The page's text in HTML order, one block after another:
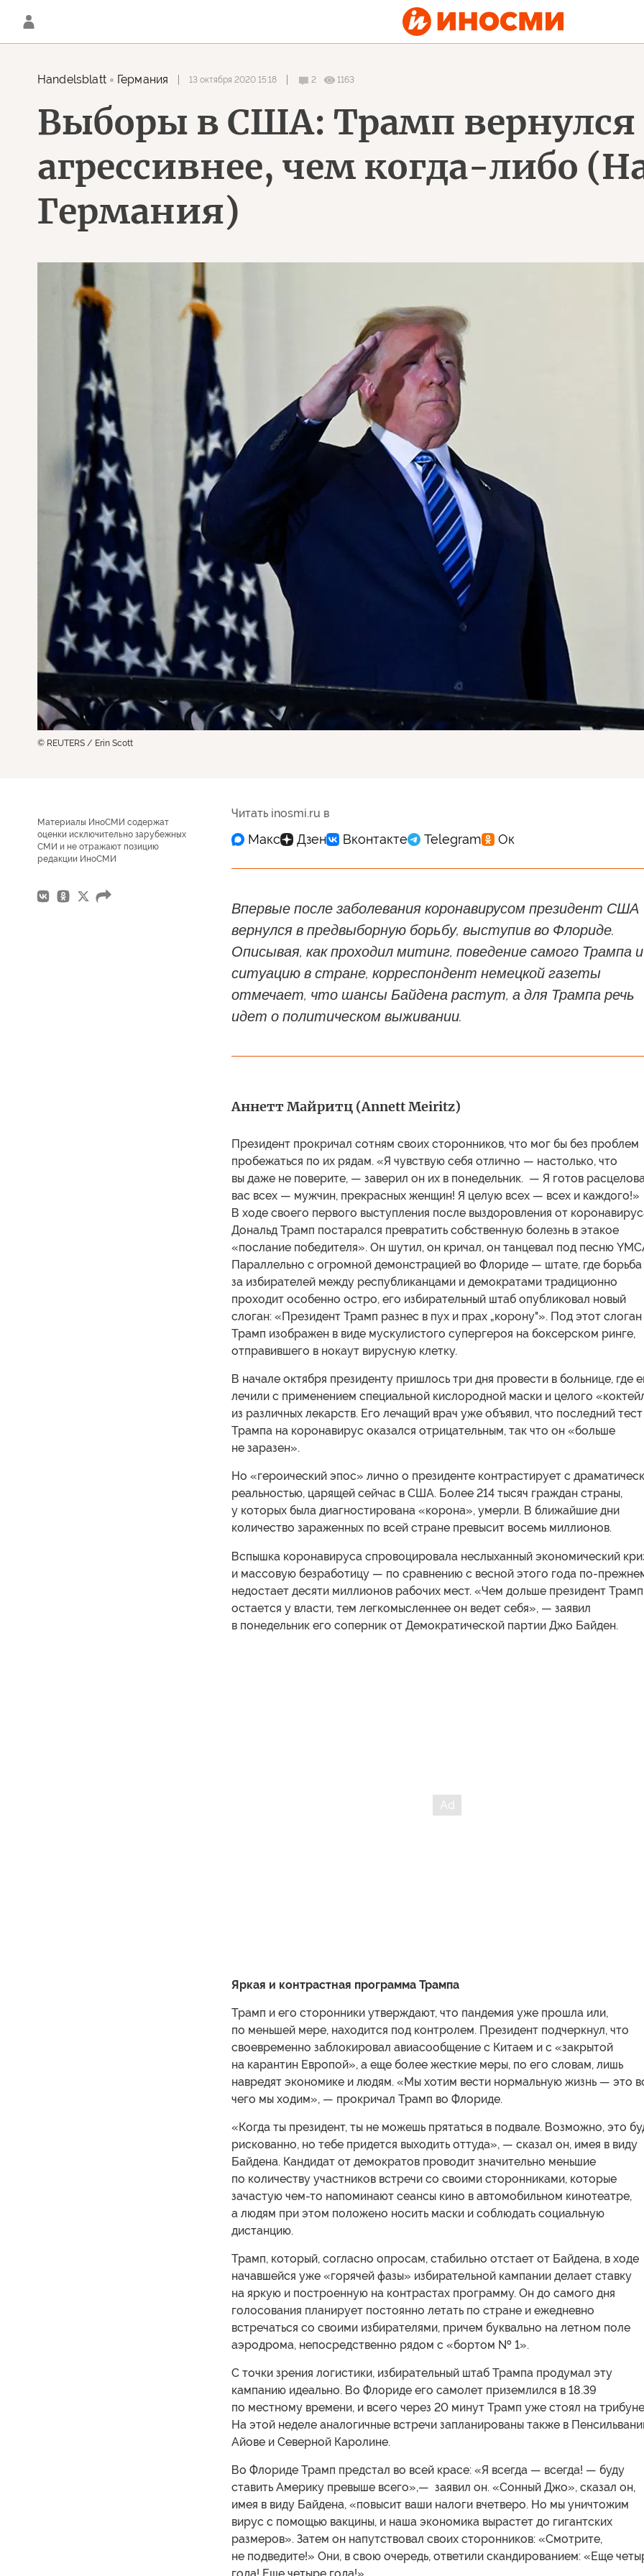
Handelsblatt Германия 13 октября 2020 15:18 2 1163
Выборы в США: Трамп вернулся
агрессивнее, чем когда-либо
Германия)
© REUTERS / Erin Scott
Материалы ИноСМИ содержат
оценки исключительно зарубежных
СМИ и не отражают позицию
редакции ИноСМИ
Читать inosmi.ru в
Впервые после заболевания коронавирусом президент США
вернулся в предвыборную борьбу, выступив во Флориде.
Описывая, как проходил митинг, поведение самого Трампа и
ситуацию в стране, корреспондент немецкой газеты
отмечает, что шансы Байдена растут, а для Трампа речь
идет о политическом выживании.
Аннетт Майритц (Annett Meiritz)
Президент прокричал сотням своих сторонников, что мог бы без проблем
пробежаться по их рядам. «Я чувствую себя отлично — настолько, что
вы даже не поверите, — заверил он их в понедельник. — Я готов
вас всех — мужчин, прекрасных женщин! Я целую всех — всех и каждого!»
В ходе своего первого выступления после выздоровления от
Дональд Трамп постарался превратить собственную болезнь в этакое
«послание победителя». Он шутил, он кричал, он танцевал под песню
Параллельно с огромной демонстрацией во Флориде — штате, где борьба
за избирателей между республиканцами и демократами традиционно
проходит особенно остро, его избирательный штаб опубликовал новый
слоган: «Президент Трамп разнес в пух и прах „корону"». Под этот слоган
Трамп изображен в виде мускулистого супергероя на боксерском ринге,
отправившего в нокаут вирусную клетку.
В начале октября президенту пришлось три дня провести в больнице, где
лечили с применением специальной кислородной маски и целого
из различных лекарств. Его лечащий врач уже объявил, что последний тест
Трампа на коронавирус оказался отрицательным, так что он «больше
не заразен».
Но «героический эпос» лично о президенте контрастирует с
реальностью, царящей сейчас в США. Более 214 тысяч граждан страны,
у которых была диагностирована «корона», умерли. В ближайшие дни
количество зараженных по всей стране превысит восемь миллионов.
Вспышка коронавируса спровоцировала неслыханный экономический
и массовую безработицу — по сравнению с весной этого года по-
недостает десяти миллионов рабочих мест. «Чем дольше президент Трамп
остается у власти, тем легкомысленнее он ведет себя», — заявил
в понедельник его соперник от Демократической партии Джо Байден.
Яркая и контрастная программа Трампа
Трамп и его сторонники утверждают, что пандемия уже прошла или,
по меньшей мере, находится под контролем. Президент подчеркнул, что
своевременно заблокировал авиасообщение с Китаем и с «закрытой
на карантин Европой», а еще более жесткие меры, по его словам, лишь
навредят экономике и людям. «Мы хотим вести нормальную жизнь — это
чего мы ходим», — прокричал Трамп во Флориде.
«Когда ты президент, ты не можешь прятаться в подвале. Возможно, это
рискованно, но тебе придется выходить оттуда», — сказал он, имея в виду
Байдена. Кандидат от демократов проводит значительно меньшие
по количеству участников встречи со своими сторонниками, которые
зачастую чем-то напоминают сеансы кино в автомобильном кинотеатре,
а людям при этом положено носить маски и соблюдать социальную
дистанцию.
Трамп, который, согласно опросам, стабильно отстает от Байдена, в ходе
начавшейся уже «горячей фазы» избирательной кампании делает ставку
на яркую и построенную на контрастах программу. Он до самого дня
голосования планирует постоянно летать по стране и ежедневно
встречаться со своими избирателями, причем буквально на летном поле
аэродрома, непосредственно рядом с «бортом № 1».
С точки зрения логистики, избирательный штаб Трампа продумал эту
кампанию идеально. Во Флориде его самолет приземлился в 18.39
по местному времени, и всего через 20 минут Трамп уже стоял на
На этой неделе аналогичные встречи запланированы также в
Айове и Северной Каролине.
Во Флориде Трамп предстал во всей красе: «Я всегда — всегда! — буду
ставить Америку превыше всего»,— заявил он. «Сонный Джо», сказал он,
имея в виду Байдена, «повысит ваши налоги вчетверо. Но мы уничтожим
вирус с помощью вакцины, и наша экономика вырастет до гигантских
размеров». Затем он напутствовал своих сторонников: «Смотрите,
не подведите!» Они, в свою очередь, ответили скандированием: «Еще